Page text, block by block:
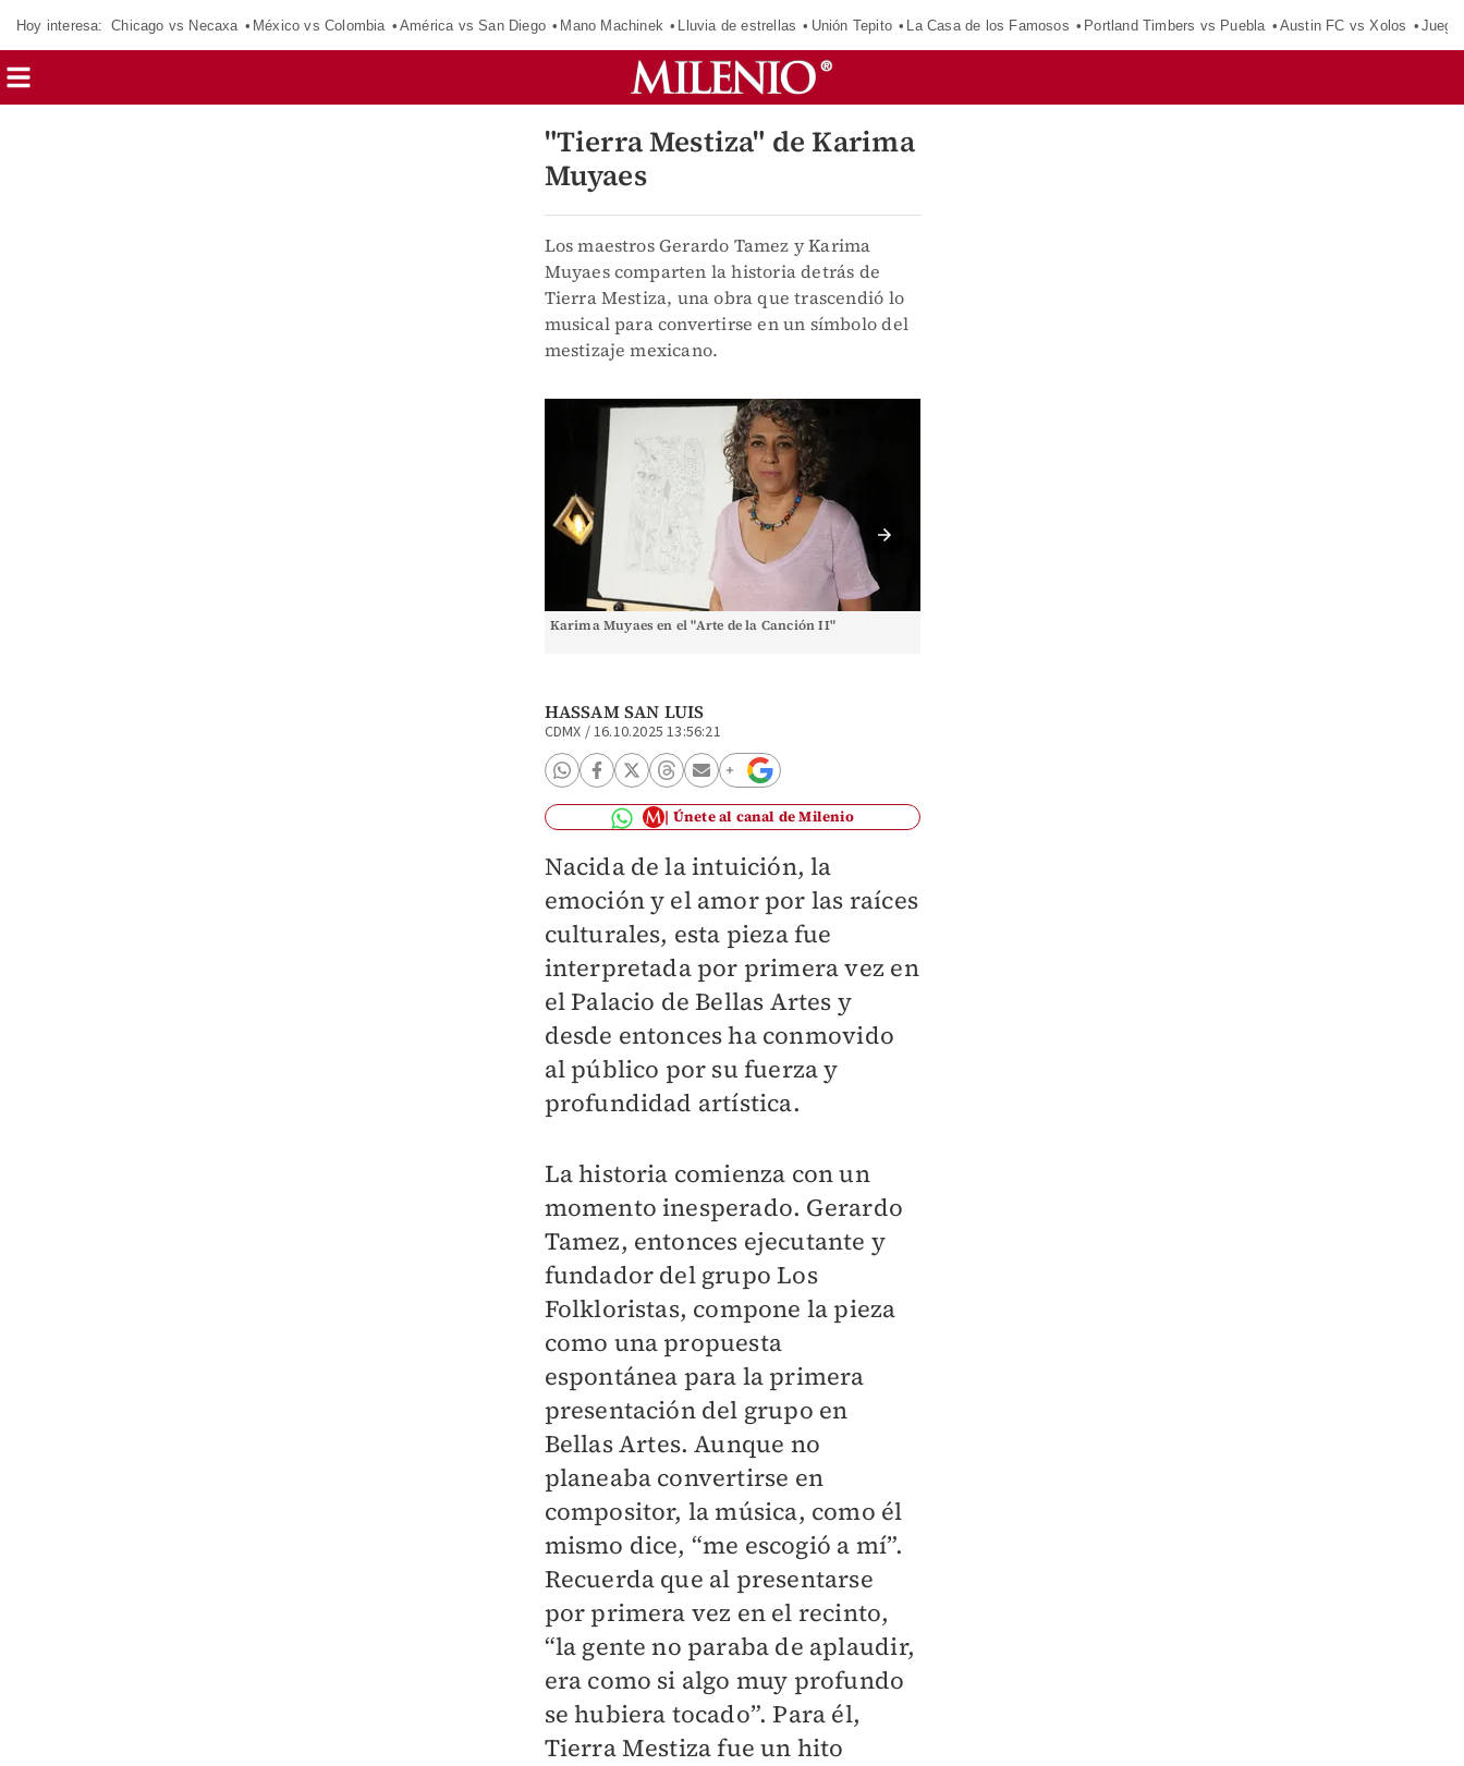
Hoy interesa: Chicago vs Necaxa México vs Colombia América vs San Diego Mano Machinek Lluvia de estrellas Unión Tepito La Casa de los Famosos Portland Timbers vs Puebla Austin FC vs Xolos
"Tierra Mestiza" de Karima
Muyaes
Los maestros Gerardo Tamez y Karima
Muyaes comparten la historia detrás de
Tierra Mestiza, una obra que trascendió lo
musical para convertirse en un símbolo del
mestizaje mexicano.
Karima Muyaes en el "Arte de la Canción II"
HASSAM SAN LUIS
CDMX /16.10.2025 13:56:21
Únete al canal de Milenio
Nacida de la intuición, la
emoción y el amor por las raíces
culturales, esta pieza fue
interpretada por primera vez en
el Palacio de Bellas Artes y
desde entonces ha conmovido
al público por su fuerza y
profundidad artística.
La historia comienza con un
momento inesperado. Gerardo
Tamez, entonces ejecutante y
fundador del grupo Los
Folkloristas, compone la pieza
como una propuesta
espontánea para la primera
presentación del grupo en
Bellas Artes. Aunque no
planeaba convertirse en
compositor, la música, como él
mismo dice, “me escogió a mí”.
Recuerda que al presentarse
por primera vez en el recinto,
“la gente no paraba de aplaudir,
era como si algo muy profundo
se hubiera tocado”. Para él,
Tierra Mestiza fue un hito